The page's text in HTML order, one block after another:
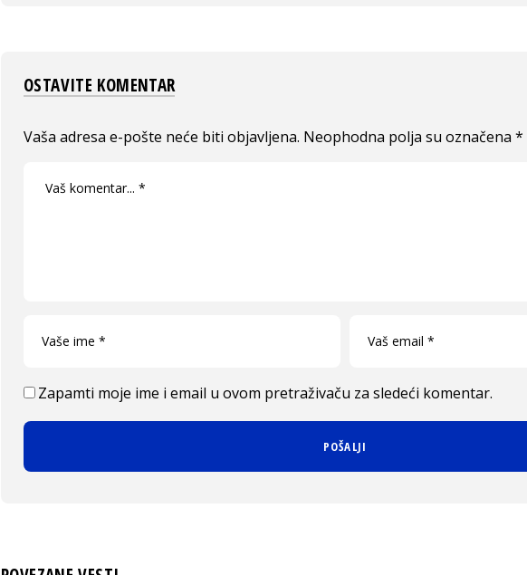
OSTAVITE KOMENTAR
Vaša adresa e-pošte neće biti objavljena. Neophodna polja su označena *
Zapamti moje ime i email u ovom pretraživaču za sledeći komentar.